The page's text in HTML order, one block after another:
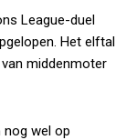
League-duel
Het elftal
middenmoter
nog wel op